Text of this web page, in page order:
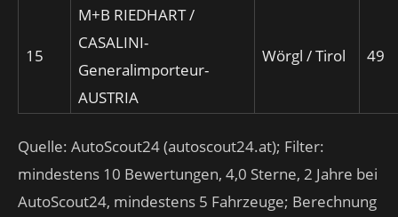
15
M+B RIEDHART /
CASALINI-
Generalimporteur-
AUSTRIA
Wörgl / Tirol 49
Quelle: AutoScout24 (autoscout24.at); Filter:
mindestens 10 Bewertungen, 4,0 Sterne, 2 Jahre bei
AutoScout24, mindestens 5 Fahrzeuge; Berechnung